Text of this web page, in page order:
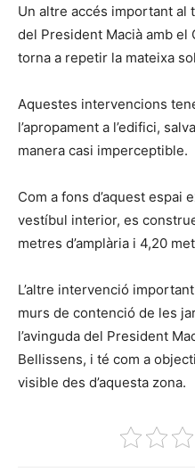
Un altre accés important al
del President Macià amb el
torna a repetir la mateixa
Aquestes intervencions
l’apropament a l’edifici,
manera casi imperceptible.
Com a fons d’aquest espai
vestíbul interior, es
metres d’amplària i 4,20
L’altre intervenció
murs de contenció de les
l’avinguda del President
Bellissens, i té com a
visible des d’aquesta zona.